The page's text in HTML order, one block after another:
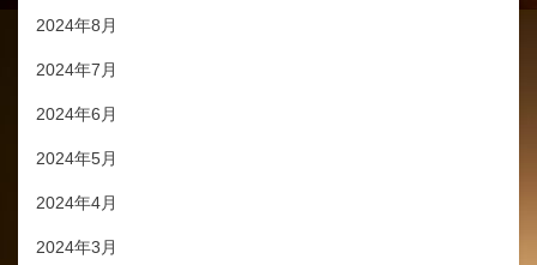
2024年8月
2024年7月
2024年6月
2024年5月
2024年4月
2024年3月